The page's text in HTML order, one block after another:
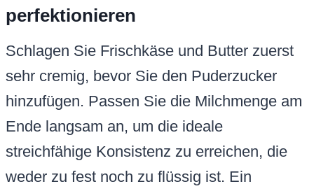
perfektionieren
Schlagen Sie Frischkäse und Butter zuerst
sehr cremig, bevor Sie den Puderzucker
hinzufügen. Passen Sie die Milchmenge am
Ende langsam an, um die ideale
streichfähige Konsistenz zu erreichen, die
weder zu fest noch zu flüssig ist. Ein